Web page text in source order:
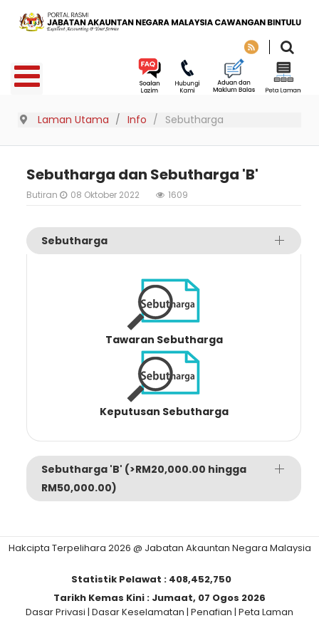
Laman Utama Info Sebutharga
Sebutharga dan Sebutharga 'B'
Butiran 08 Oktober 2022 1609
Sebutharga
Tawaran Sebutharga
Keputusan Sebutharga
Sebutharga 'B' (>RM20,000.00 hingga
RM50,000.00)
Hakcipta Terpelihara 2026 @ Jabatan Akauntan Negara Malaysia
Statistik Pelawat : 408,452,750
Tarikh Kemas Kini : Jumaat, 07 Ogos 2026
Dasar Privasi | Dasar Keselamatan | Penafian | Peta Laman